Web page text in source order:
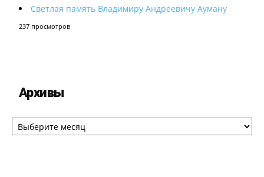
Светлая память Владимиру Андреевичу Ауману
237 просмотров
Архивы
Архивы